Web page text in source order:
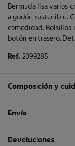
Bermuda lisa varios
algodón sostenible.
comodidad.
botón en trasero.
Ref.2099285
Composición y
Composición
Cuidados
Envío
Envío a tienda
Devoluciones